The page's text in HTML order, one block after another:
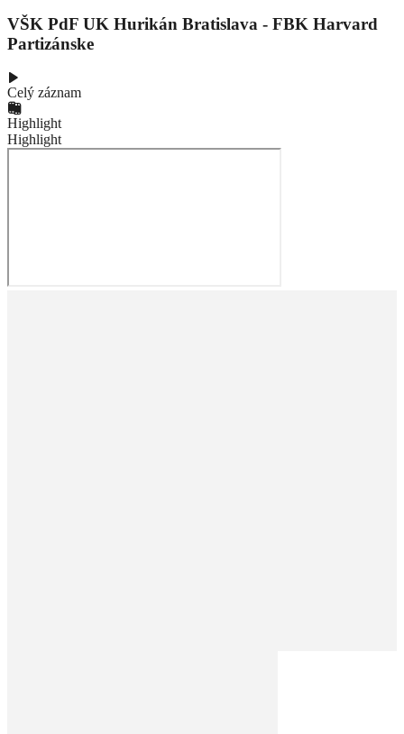
VŠK PdF UK Hurikán Bratislava - FBK Harvard
Partizánske
Celý záznam
Highlight
Highlight